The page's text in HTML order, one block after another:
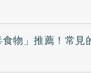
物」推薦！常見